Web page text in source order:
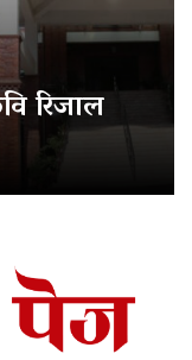
रिजाल